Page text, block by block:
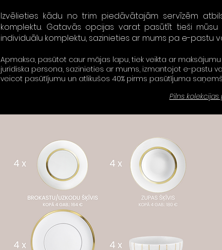
Izvēlieties kādu no trim piedāvātajām servīzēm
komplektu. Gatavās opcijas varat pasūtīt tieši
individuālu komplektu, sazinieties ar mums pa e-pastu
Apmaksa, pasūtot caur mājas lapu, tiek veikta ar
juridiska persona, sazinieties ar mums, izmantojot e-pastu
veicot pasūtījumu un atlikušos 40% pirms pasūtījuma
Pilns